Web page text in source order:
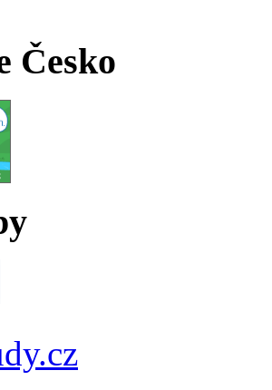
Česko